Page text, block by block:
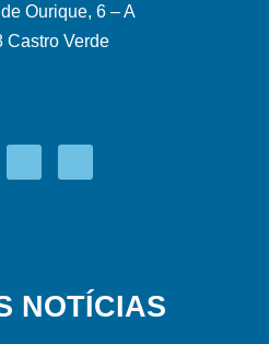
Ourique, 6 – A
Castro Verde
NOTÍCIAS